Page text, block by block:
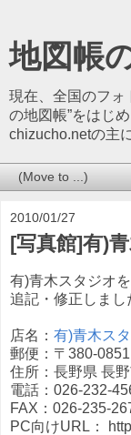
地図帳
現在、全国のフォ
の地図帳”をはじ
chizucho.netの主
2010/01/27
[写真館]有)
有)青木スタジオ
追記・修正しまし
店名： 有)青木ス
郵便：〒380-0851
住所：長野県 長
電話：026-232-
FAX：026-235-
PC向けURL：